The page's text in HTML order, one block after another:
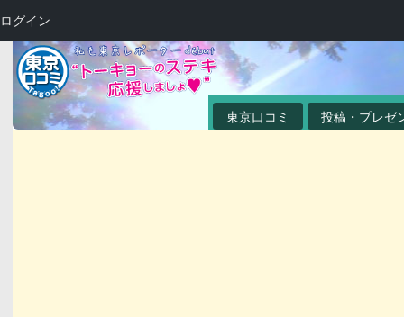
東京口コミ 投稿・プレゼ
ログイン